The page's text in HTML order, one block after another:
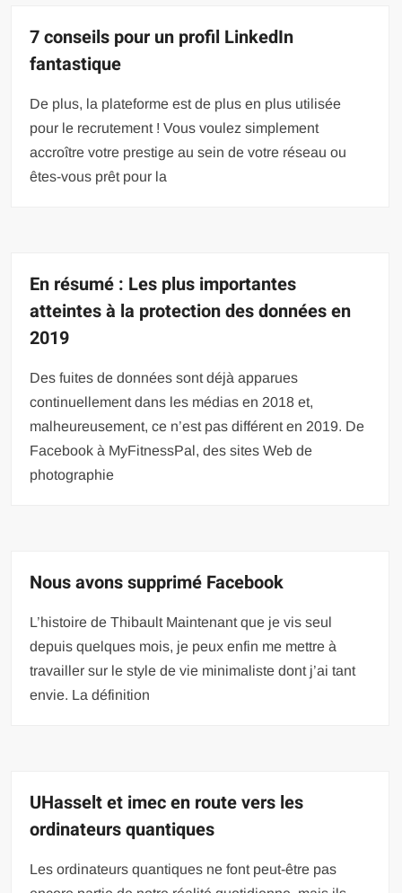
7 conseils pour un profil LinkedIn
fantastique
De plus, la plateforme est de plus en plus utilisée
pour le recrutement ! Vous voulez simplement
accroître votre prestige au sein de votre réseau ou
êtes-vous prêt pour la
En résumé : Les plus importantes
atteintes à la protection des données en
2019
Des fuites de données sont déjà apparues
continuellement dans les médias en 2018 et,
malheureusement, ce n’est pas différent en 2019. De
Facebook à MyFitnessPal, des sites Web de
photographie
Nous avons supprimé Facebook
L’histoire de Thibault Maintenant que je vis seul
depuis quelques mois, je peux enfin me mettre à
travailler sur le style de vie minimaliste dont j’ai tant
envie. La définition
UHasselt et imec en route vers les
ordinateurs quantiques
Les ordinateurs quantiques ne font peut-être pas